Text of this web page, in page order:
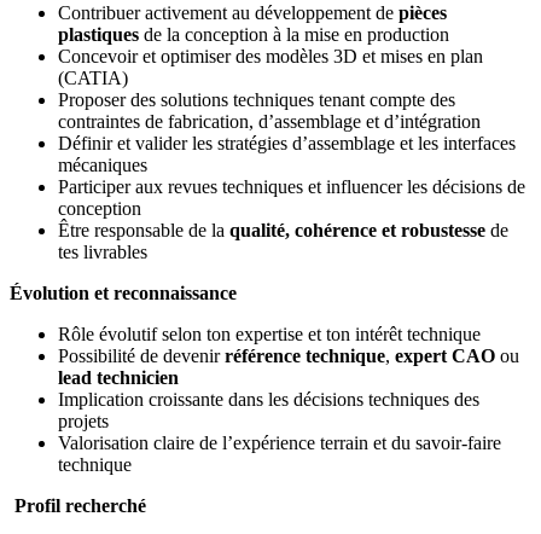
Contribuer activement au développement de pièces
plastiques de la conception à la mise en production
Concevoir et optimiser des modèles 3D et mises en plan
(CATIA)
Proposer des solutions techniques tenant compte des
contraintes de fabrication, d’assemblage et d’intégration
Définir et valider les stratégies d’assemblage et les interfaces
mécaniques
Participer aux revues techniques et influencer les décisions de
conception
Être responsable de la qualité, cohérence et robustesse de
tes livrables
Évolution et reconnaissance
Rôle évolutif selon ton expertise et ton intérêt technique
Possibilité de devenirréférence technique, expert CAO ou
lead technicien
Implication croissante dans les décisions techniques des
projets
Valorisation claire de l’expérience terrain et du savoir-faire
technique
Profil recherché